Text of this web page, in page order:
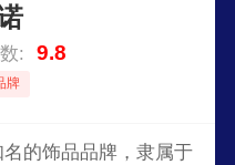
: 9.8
牌
的饰品品牌，隶属于